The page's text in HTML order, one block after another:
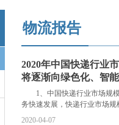
物流报告
2020年中国快递行业
将逐渐向绿色化、智
1、中国快递行业市场规
务快速发展，快递行业市场
2020-04-07